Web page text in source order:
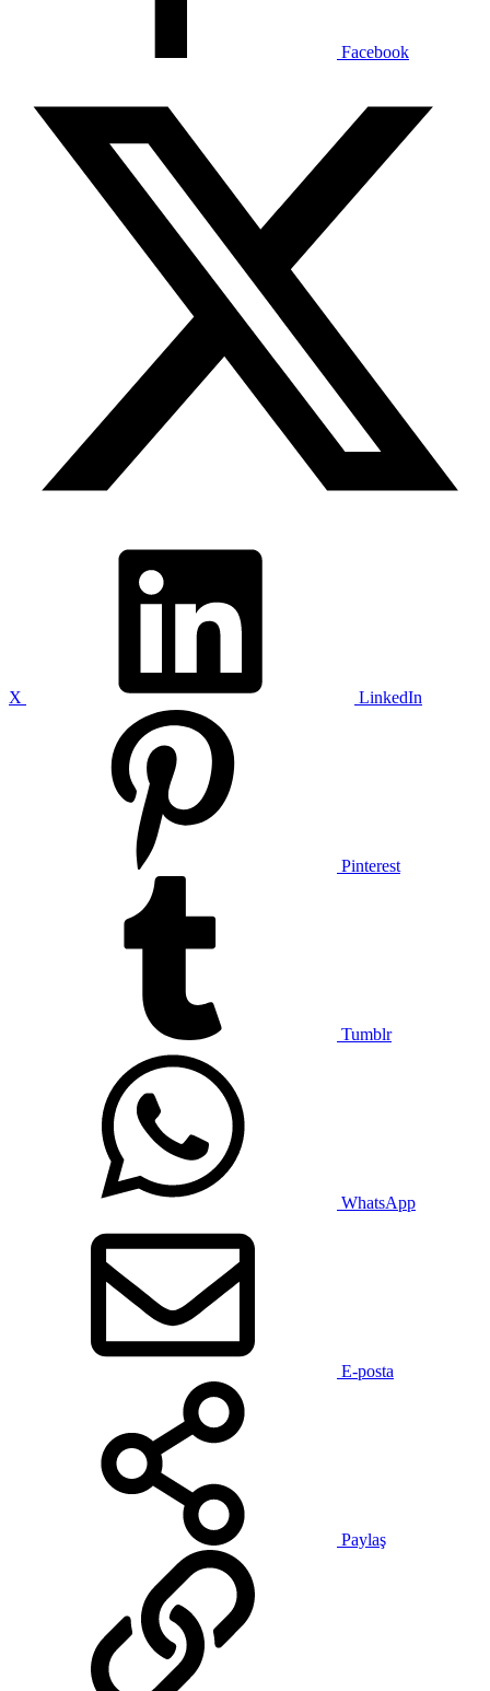
Facebook
X LinkedIn
Pinterest
Tumblr
WhatsApp
E-posta
Paylaş